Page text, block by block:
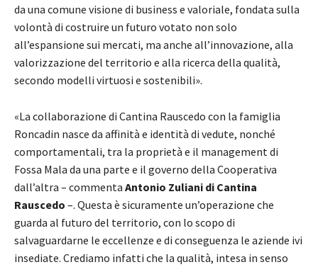
da una comune visione di business e valoriale, fondata sulla
volontà di costruire un futuro votato non solo
all’espansione sui mercati, ma anche all’innovazione, alla
valorizzazione del territorio e alla ricerca della qualità,
secondo modelli virtuosi e sostenibili».
«La collaborazione di Cantina Rauscedo con la famiglia
Roncadin nasce da affinità e identità di vedute, nonché
comportamentali, tra la proprietà e il management di
Fossa Mala da una parte e il governo della Cooperativa
dall’altra – commenta Antonio Zuliani di Cantina
Rauscedo –. Questa è sicuramente un’operazione che
guarda al futuro del territorio, con lo scopo di
salvaguardarne le eccellenze e di conseguenza le aziende ivi
insediate. Crediamo infatti che la qualità, intesa in senso